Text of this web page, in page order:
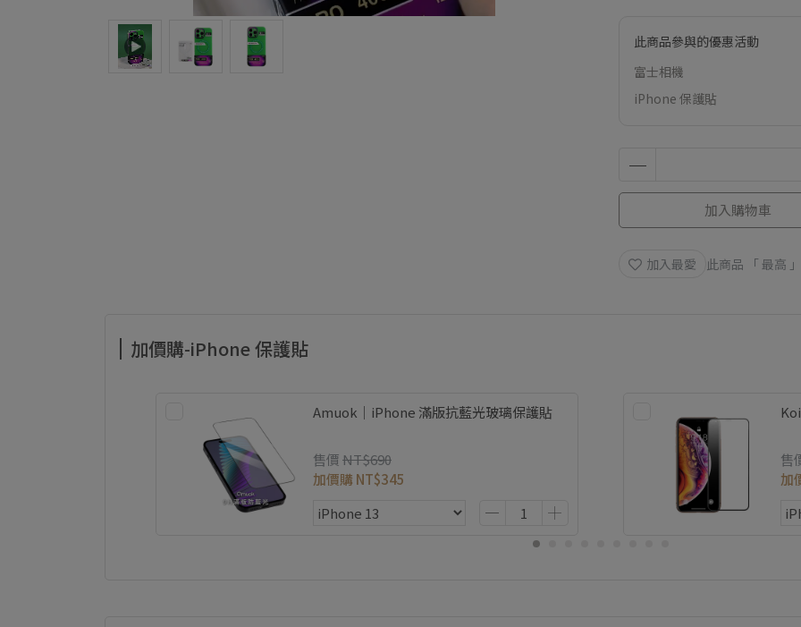
此商品參與的優惠活動
富士相機
iPhone 保護貼
加入購物車
加入最愛 此商品 「 最高
加價購-iPhone 保護貼
Amuok｜iPhone 滿版抗藍光玻璃保護貼
售價NT$690
加價購 NT$345
售
加